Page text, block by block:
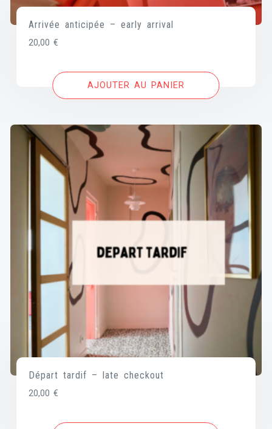
Arrivée anticipée – early arrival
20,00€
AJOUTER AU PANIER
Départ tardif – late checkout
20,00€